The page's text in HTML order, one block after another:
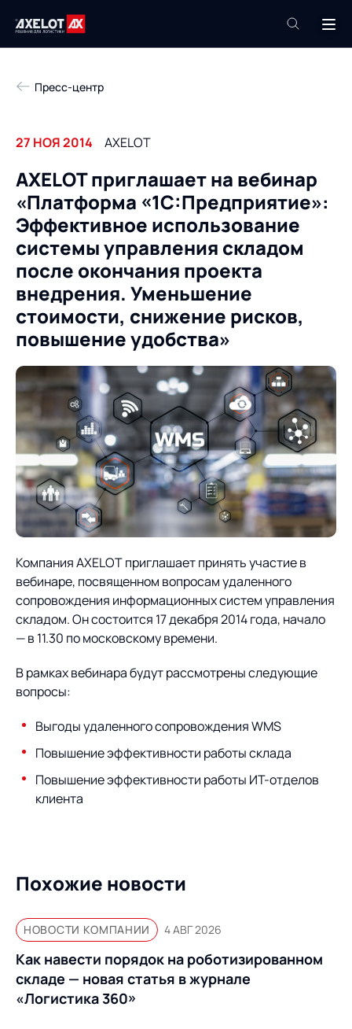
Техподдержка
Компания
Продукты
Роботизация
Академия
База знаний
Услуги
Пресс-центр
Проекты
Контакты
О компании
О компании
ИТ-аккредитация
Карьера
Партнеры
Импортозамещение
Продукты
Управление цепями
поставок
Управление складами
Управление перевозками
и транспортным парком
Интегрированное
планирование
Управление
контейнерным
терминалом
Оптимизация в цепях
поставок
Управление двором
Логистический
консалтинг
Роботизация
Оборудование для склада
AXELOT AI
Услуги
Логистический
консалтинг
Автоматизация
Техническое оснащение
Постпроектное
сопровождение
Нетворкинг и обмен
опытом вместе с AXELOT
Облачные сервисы
Формирование центров
компетенций
Пресс-центр
Новости
Мероприятия
СМИ о нас
Архив мероприятий
Проекты
Проекты
Контакты
Предложение для
учебных заведений
База знаний
Пресс-центр
27 НОЯ 2014 AXELOT
AXELOT приглашает на вебинар
«Платформа «1С:Предприятие»:
Эффективное использование
системы управления складом
после окончания проекта
внедрения. Уменьшение
стоимости, снижение рисков,
повышение удобства»
Компания AXELOT приглашает принять участие в
вебинаре, посвященном вопросам удаленного
сопровождения информационных систем управления
складом. Он состоится 17 декабря 2014 года, начало
— в 11.30 по московскому времени.
В рамках вебинара будут рассмотрены следующие
вопросы:
Выгоды удаленного сопровождения WMS
Повышение эффективности работы склада
Повышение эффективности работы ИТ-отделов
клиента
Похожие новости
НОВОСТИ КОМПАНИИ 4 АВГ 2026
Как навести порядок на роботизированном
складе — новая статья в журнале
«Логистика 360»